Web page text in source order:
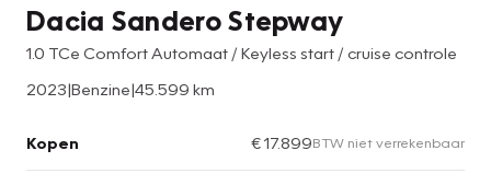
Dacia Sandero Stepway
1.0 TCe Comfort Automaat / Keyless start / cruise controle
2023|Benzine|45.599 km
Kopen € 17.899BTW niet verrekenbaar